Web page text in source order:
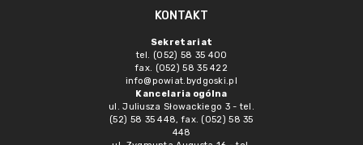
KONTAKT
Sekretariat
tel. (052) 58 35 400
fax. (052) 58 35 422
info@powiat.bydgoski.pl
Kancelaria ogólna
ul. Juliusza Słowackiego 3 - tel.
(52) 58 35 448, fax. (052) 58 35
448